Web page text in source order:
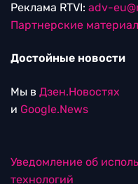
Реклама RTVI: adv-
Партнерские
Достойные новости
Мы в Дзен.Новостях
и Google.News
Уведомление об
технологий